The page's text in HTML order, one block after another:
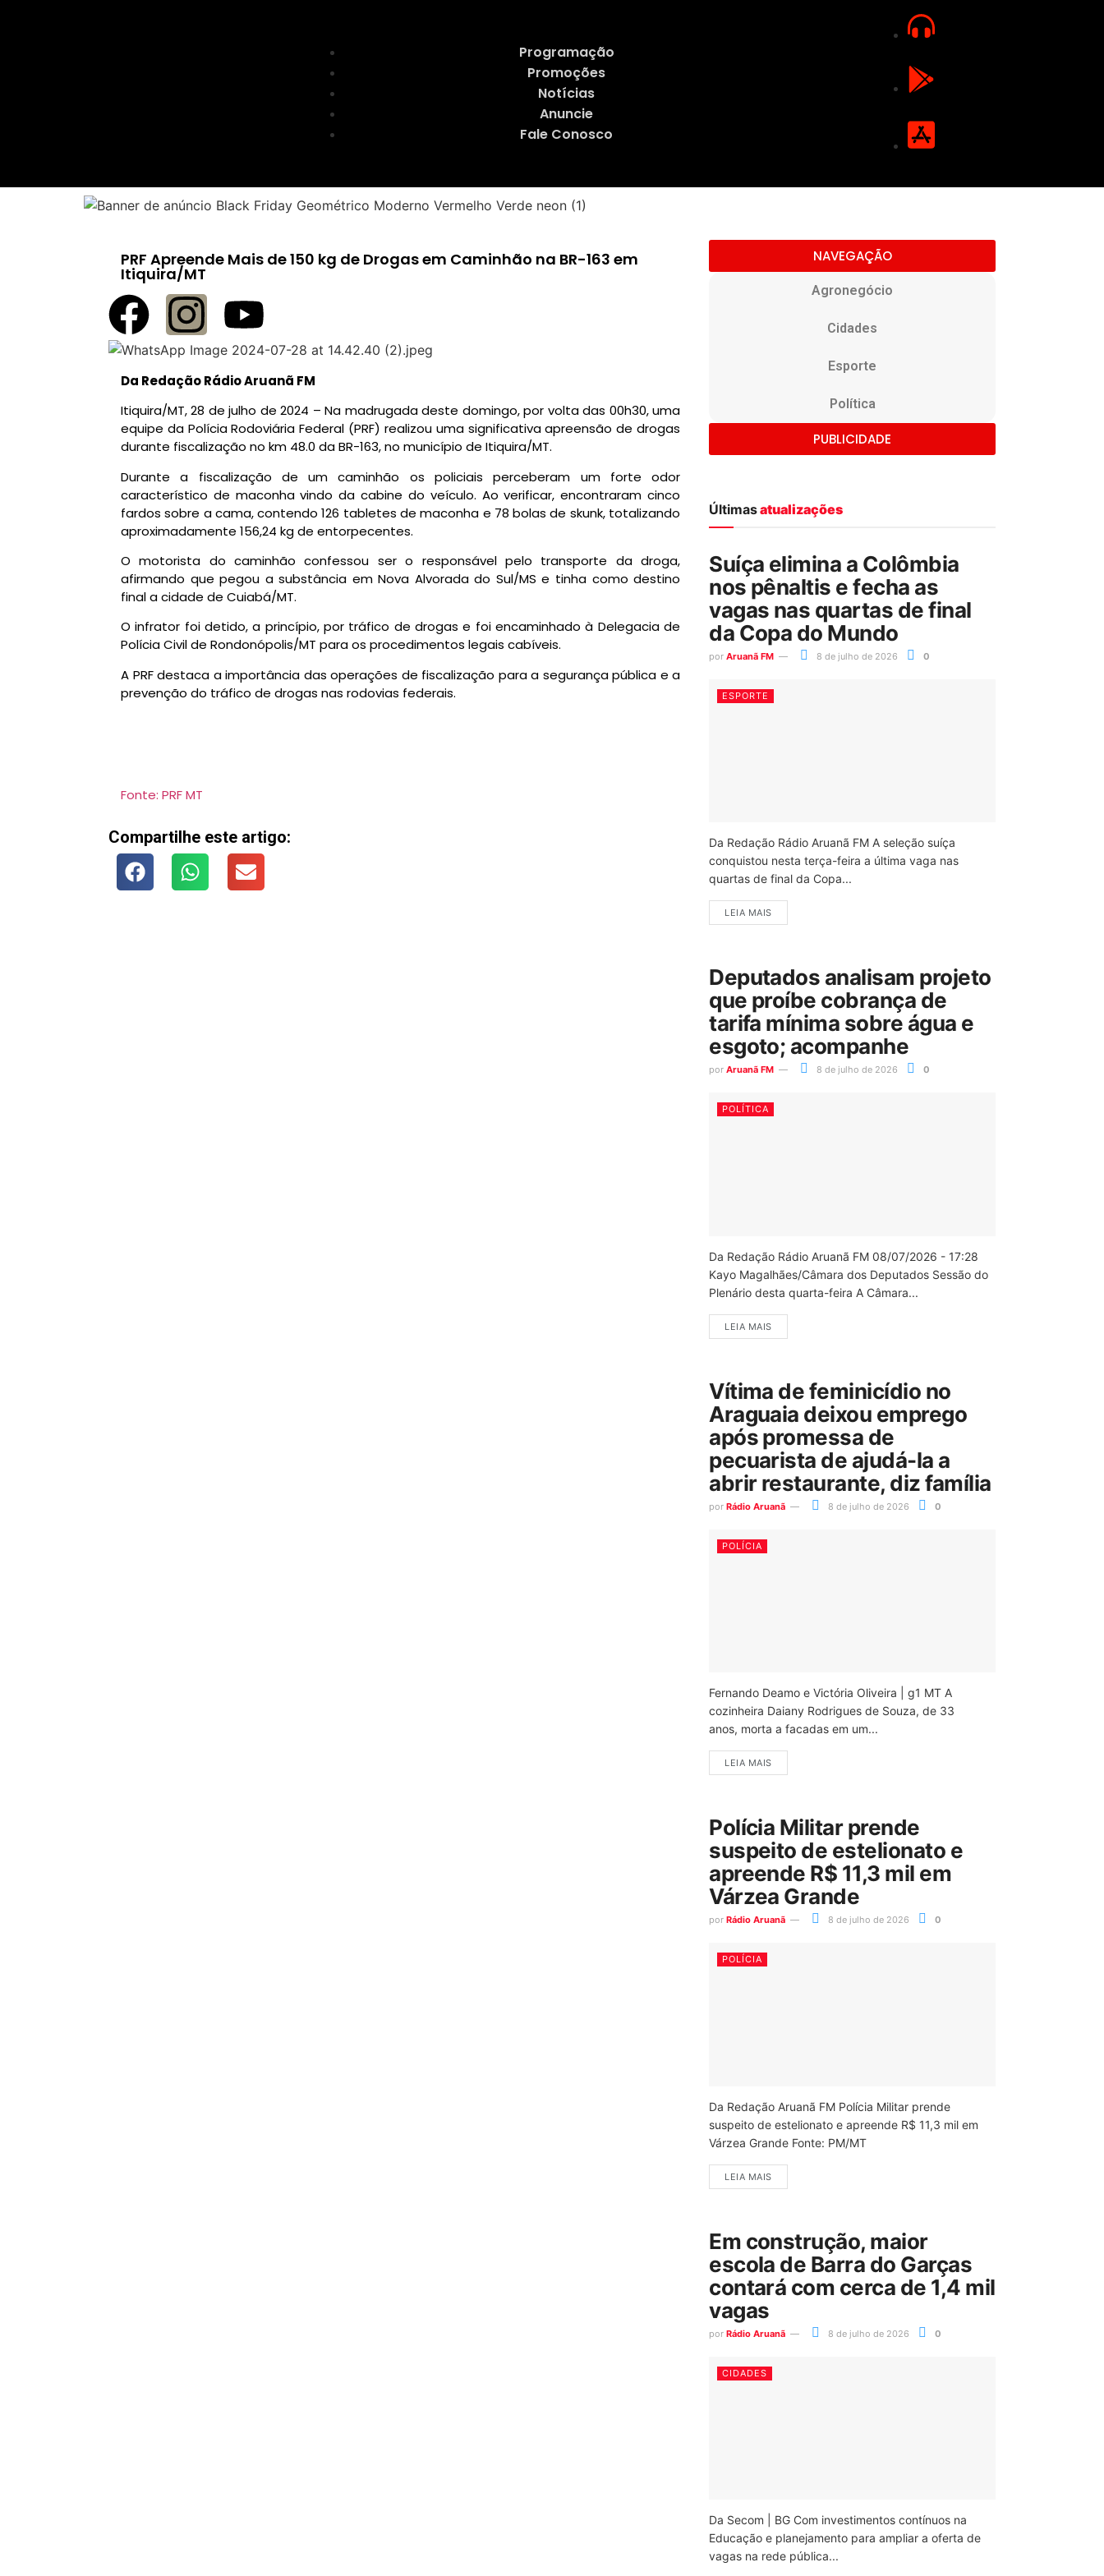
Programação
Promoções
Notícias
Anuncie
Fale Conosco
PRF Apreende Mais de 150 kg de Drogas em Caminhão na BR-163 em
Itiquira/MT
Da Redação Rádio Aruanã FM
Itiquira/MT, 28 de julho de 2024 – Na madrugada deste domingo, por volta das 00h30, uma
equipe da Polícia Rodoviária Federal (PRF) realizou uma significativa apreensão de drogas
durante fiscalização no km 48.0 da BR-163, no município de Itiquira/MT.
Durante a fiscalização de um caminhão os policiais perceberam um forte odor
característico de maconha vindo da cabine do veículo. Ao verificar, encontraram cinco
fardos sobre a cama, contendo 126 tabletes de maconha e 78 bolas de skunk, totalizando
aproximadamente 156,24 kg de entorpecentes.
O motorista do caminhão confessou ser o responsável pelo transporte da droga,
afirmando que pegou a substância em Nova Alvorada do Sul/MS e tinha como destino
final a cidade de Cuiabá/MT.
O infrator foi detido, a princípio, por tráfico de drogas e foi encaminhado à Delegacia de
Polícia Civil de Rondonópolis/MT para os procedimentos legais cabíveis.
A PRF destaca a importância das operações de fiscalização para a segurança pública e a
prevenção do tráfico de drogas nas rodovias federais.
Fonte: PRF MT
Compartilhe este artigo:
NAVEGAÇÃO
Agronegócio
Cidades
Esporte
Política
PUBLICIDADE
Últimasatualizações
Suíça elimina a Colômbia
nos pênaltis e fecha as
vagas nas quartas de final
da Copa do Mundo
por Aruanã FM 8 de julho de 2026 0
ESPORTE
Da Redação Rádio Aruanã FM A seleção suíça
conquistou nesta terça-feira a última vaga nas
quartas de final da Copa...
LEIA MAIS
Deputados analisam projeto
que proíbe cobrança de
tarifa mínima sobre água e
esgoto; acompanhe
por Aruanã FM 8 de julho de 2026 0
POLÍTICA
Da Redação Rádio Aruanã FM 08/07/2026 - 17:28
Kayo Magalhães/Câmara dos Deputados Sessão do
Plenário desta quarta-feira A Câmara...
LEIA MAIS
Vítima de feminicídio no
Araguaia deixou emprego
após promessa de
pecuarista de ajudá-la a
abrir restaurante, diz família
por Rádio Aruanã 8 de julho de 2026 0
POLÍCIA
Fernando Deamo e Victória Oliveira | g1 MT A
cozinheira Daiany Rodrigues de Souza, de 33
anos, morta a facadas em um...
LEIA MAIS
Polícia Militar prende
suspeito de estelionato e
apreende R$ 11,3 mil em
Várzea Grande
por Rádio Aruanã 8 de julho de 2026 0
POLÍCIA
Da Redação Aruanã FM Polícia Militar prende
suspeito de estelionato e apreende R$ 11,3 mil em
Várzea Grande Fonte: PM/MT
LEIA MAIS
Em construção, maior
escola de Barra do Garças
contará com cerca de 1,4 mil
vagas
por Rádio Aruanã 8 de julho de 2026 0
CIDADES
Da Secom | BG Com investimentos contínuos na
Educação e planejamento para ampliar a oferta de
vagas na rede pública...